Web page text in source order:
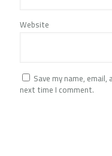
Website
Save my name,
next time I comment.